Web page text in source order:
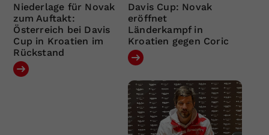
Niederlage für Novak
zum Auftakt:
Österreich bei Davis
Cup in Kroatien im
Rückstand
Davis Cup: Novak
eröffnet
Länderkampf in
Kroatien gegen Coric